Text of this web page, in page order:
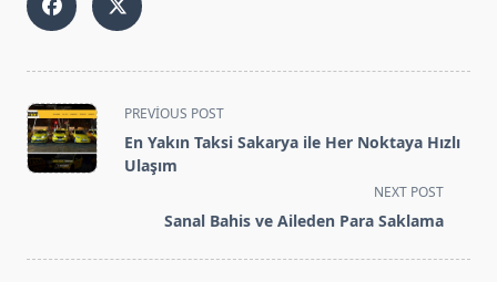
<span
class="nav-
subtitle
PREVIOUS POST
En Yakın Taksi Sakarya ile Her Noktaya Hızlı
Ulaşım
NEXT POST
Sanal Bahis ve Aileden Para Saklama